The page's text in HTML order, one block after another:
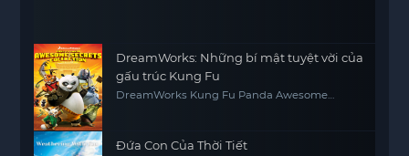
DreamWorks: Những bí mật tuyệt vời của
gấu trúc Kung Fu
DreamWorks Kung Fu Panda Awesome
Đứa Con Của Thời Tiết